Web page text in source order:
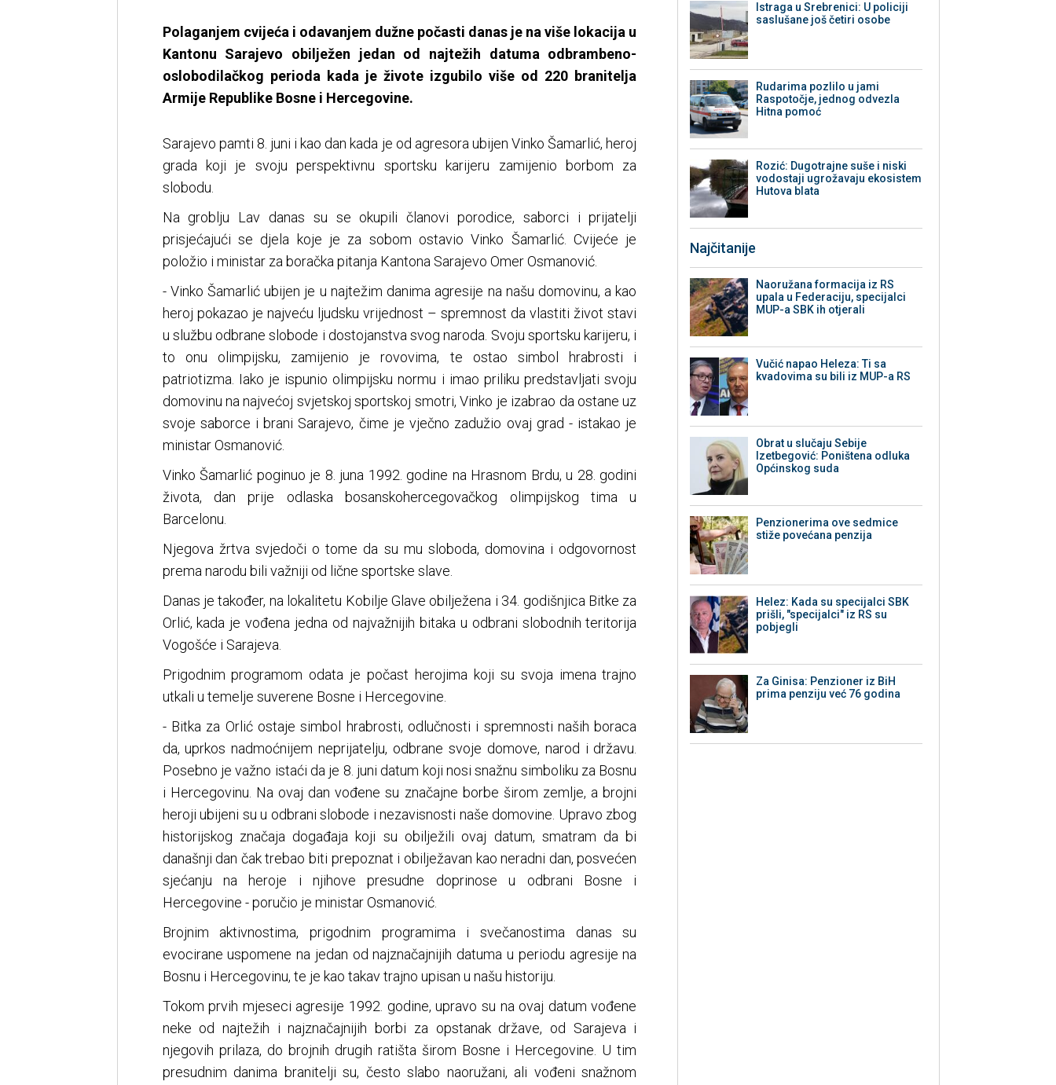
Polaganjem cvijeća i odavanjem dužne počasti danas je na više lokacija u
Kantonu Sarajevo obilježen jedan od najtežih datuma odbrambeno-
oslobodilačkog perioda kada je živote izgubilo više od 220 branitelja
Armije Republike Bosne i Hercegovine.
Sarajevo pamti 8. juni i kao dan kada je od agresora ubijen Vinko Šamarlić, heroj
grada koji je svoju perspektivnu sportsku karijeru zamijenio borbom za
slobodu.
Na groblju Lav danas su se okupili članovi porodice, saborci i prijatelji
prisjećajući se djela koje je za sobom ostavio Vinko Šamarlić. Cvijeće je
položio i ministar za boračka pitanja Kantona Sarajevo Omer Osmanović.
- Vinko Šamarlić ubijen je u najtežim danima agresije na našu domovinu, a kao
heroj pokazao je najveću ljudsku vrijednost – spremnost da vlastiti život stavi
u službu odbrane slobode i dostojanstva svog naroda. Svoju sportsku karijeru, i
to onu olimpijsku, zamijenio je rovovima, te ostao simbol hrabrosti i
patriotizma. Iako je ispunio olimpijsku normu i imao priliku predstavljati svoju
domovinu na najvećoj svjetskoj sportskoj smotri, Vinko je izabrao da ostane uz
svoje saborce i brani Sarajevo, čime je vječno zadužio ovaj grad - istakao je
ministar Osmanović.
Vinko Šamarlić poginuo je 8. juna 1992. godine na Hrasnom Brdu, u 28. godini
života, dan prije odlaska bosanskohercegovačkog olimpijskog tima u
Barcelonu.
Njegova žrtva svjedoči o tome da su mu sloboda, domovina i odgovornost
prema narodu bili važniji od lične sportske slave.
Danas je također, na lokalitetu Kobilje Glave obilježena i 34. godišnjica Bitke za
Orlić, kada je vođena jedna od najvažnijih bitaka u odbrani slobodnih teritorija
Vogošće i Sarajeva.
Prigodnim programom odata je počast herojima koji su svoja imena trajno
utkali u temelje suverene Bosne i Hercegovine.
- Bitka za Orlić ostaje simbol hrabrosti, odlučnosti i spremnosti naših boraca
da, uprkos nadmoćnijem neprijatelju, odbrane svoje domove, narod i državu.
Posebno je važno istaći da je 8. juni datum koji nosi snažnu simboliku za Bosnu
i Hercegovinu. Na ovaj dan vođene su značajne borbe širom zemlje, a brojni
heroji ubijeni su u odbrani slobode i nezavisnosti naše domovine. Upravo zbog
historijskog značaja događaja koji su obilježili ovaj datum, smatram da bi
današnji dan čak trebao biti prepoznat i obilježavan kao neradni dan, posvećen
sjećanju na heroje i njihove presudne doprinose u odbrani Bosne i
Hercegovine - poručio je ministar Osmanović.
Brojnim aktivnostima, prigodnim programima i svečanostima danas su
evocirane uspomene na jedan od najznačajnijih datuma u periodu agresije na
Bosnu i Hercegovinu, te je kao takav trajno upisan u našu historiju.
Tokom prvih mjeseci agresije 1992. godine, upravo su na ovaj datum vođene
neke od najtežih i najznačajnijih borbi za opstanak države, od Sarajeva i
njegovih prilaza, do brojnih drugih ratišta širom Bosne i Hercegovine. U tim
presudnim danima branitelji su, često slabo naoružani, ali vođeni snažnom
Istraga u Srebrenici: U policiji
saslušane još četiri osobe
Rudarima pozlilo u jami
Raspotočje, jednog odvezla
Hitna pomoć
Rozić: Dugotrajne suše i niski
vodostaji ugrožavaju ekosistem
Hutova blata
Najčitanije
Naoružana formacija iz RS
upala u Federaciju, specijalci
MUP-a SBK ih otjerali
Vučić napao Heleza: Ti sa
kvadovima su bili iz MUP-a RS
Obrat u slučaju Sebije
Izetbegović: Poništena odluka
Općinskog suda
Penzionerima ove sedmice
stiže povećana penzija
Helez: Kada su specijalci SBK
prišli, "specijalci" iz RS su
pobjegli
Za Ginisa: Penzioner iz BiH
prima penziju već 76 godina